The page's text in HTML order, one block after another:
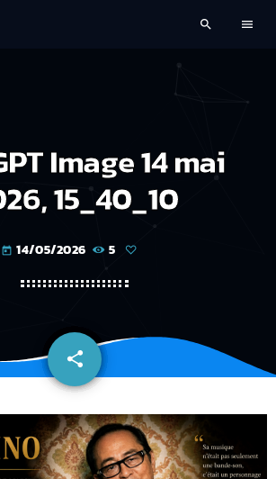
search menu
Image 14 mai
15_40_10
today 14/05/2026 5
share
email